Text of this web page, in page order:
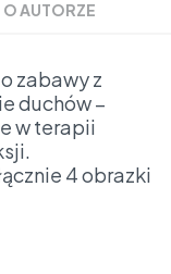
O AUTORZE
zabawy z
duchów –
w terapii
4 obrazki